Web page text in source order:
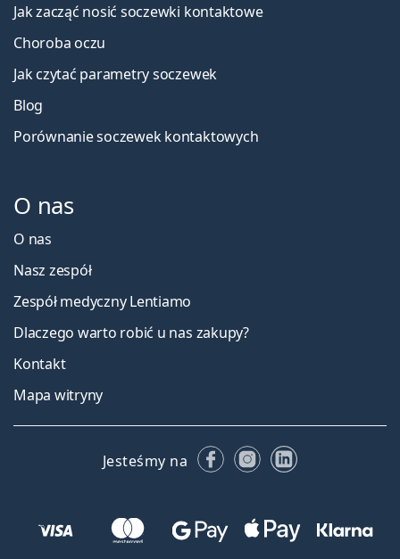
Jak zacząć nosić soczewki kontaktowe
Choroba oczu
Jak czytać parametry soczewek
Blog
Porównanie soczewek kontaktowych
O nas
O nas
Nasz zespół
Zespół medyczny Lentiamo
Dlaczego warto robić u nas zakupy?
Kontakt
Mapa witryny
Jesteśmy na FacebookuInstagramie
LinkedIn